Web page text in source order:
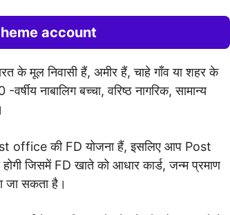
account
के मूल निवासी हैं, अमीर हैं, चाहे गाँव या शहर के
नाबालिग बच्चा, वरिष्ठ नागरिक, सामान्य
office की FD योजना हैं, इसलिए आप Post
जिसमें FD खाते को आधार कार्ड, जन्म प्रमाण
जा सकता है।